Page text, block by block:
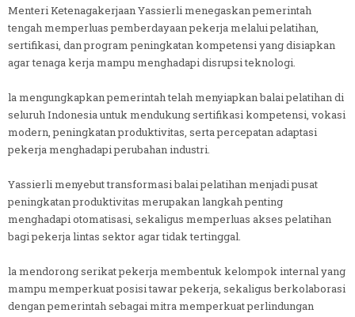
Menteri Ketenagakerjaan Yassierli menegaskan pemerintah
tengah memperluas pemberdayaan pekerja melalui pelatihan,
sertifikasi, dan program peningkatan kompetensi yang disiapkan
agar tenaga kerja mampu menghadapi disrupsi teknologi.
la mengungkapkan pemerintah telah menyiapkan balai pelatihan di
seluruh Indonesia untuk mendukung sertifikasi kompetensi, vokasi
modern, peningkatan produktivitas, serta percepatan adaptasi
pekerja menghadapi perubahan industri.
Yassierli menyebut transformasi balai pelatihan menjadi pusat
peningkatan produktivitas merupakan langkah penting
menghadapi otomatisasi, sekaligus memperluas akses pelatihan
bagi pekerja lintas sektor agar tidak tertinggal.
la mendorong serikat pekerja membentuk kelompok internal yang
mampu memperkuat posisi tawar pekerja, sekaligus berkolaborasi
dengan pemerintah sebagai mitra memperkuat perlindungan